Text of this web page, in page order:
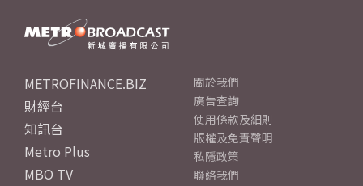
METROFINANCE.BIZ
財經台
知訊台
Metro Plus
MBO TV
關於我們
廣告查詢
使用條款及細則
版權及免責聲明
私隱政策
聯絡我們